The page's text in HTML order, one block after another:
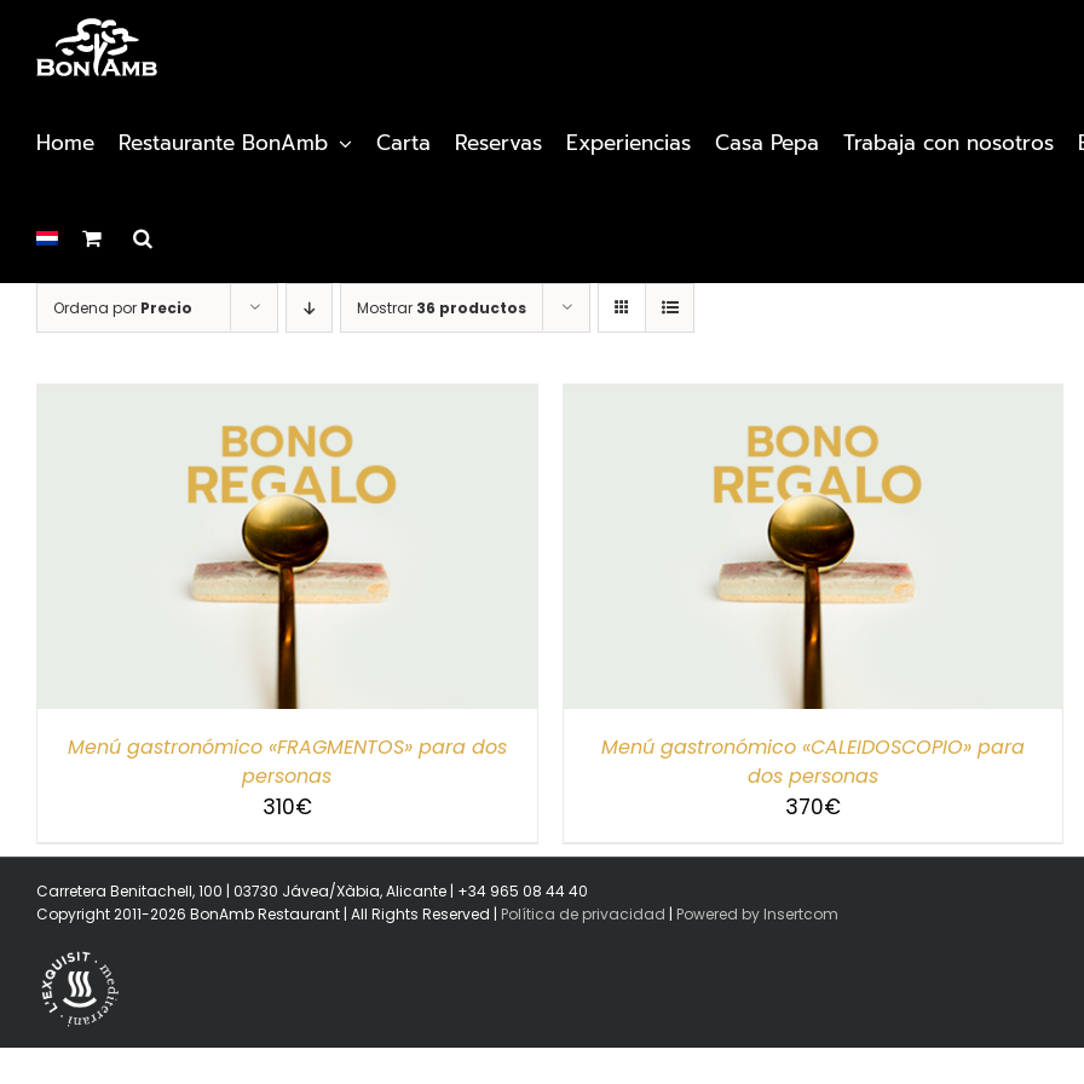
contenido
Home Restaurante BonAmb Carta Reservas Experiencias Casa Pepa Trabaja con nosotros
Ordena por Precio Mostrar 36 productos
Menú gastronómico «FRAGMENTOS» para dos
personas
310€
SELECCIONAR IMPORTE
Menú gastronómico «CALEIDOSCOPIO» para
dos personas
370€
Carretera Benitachell, 100 | 03730 Jávea/Xàbia, Alicante | +34 965 08 44 40
Copyright 2011-2026 BonAmb Restaurant | All Rights Reserved | Política de privacidad | Powered by Insertcom